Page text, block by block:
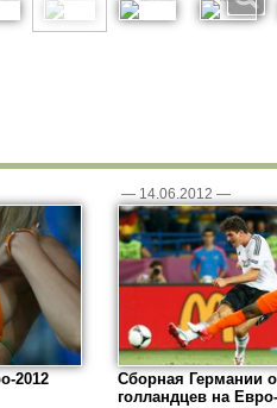
2012
— 14.06.2012 —
Сборная Германии
голландцев на